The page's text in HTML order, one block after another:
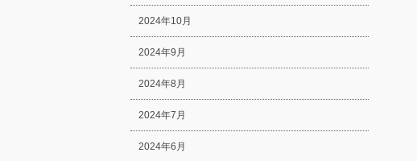
2024年10月
2024年9月
2024年8月
2024年7月
2024年6月